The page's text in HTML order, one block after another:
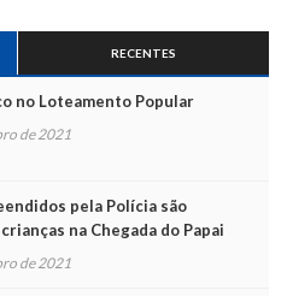
RECENTES
no Loteamento Popular
de 2021
pela Polícia são
na Chegada do Papai
de 2021